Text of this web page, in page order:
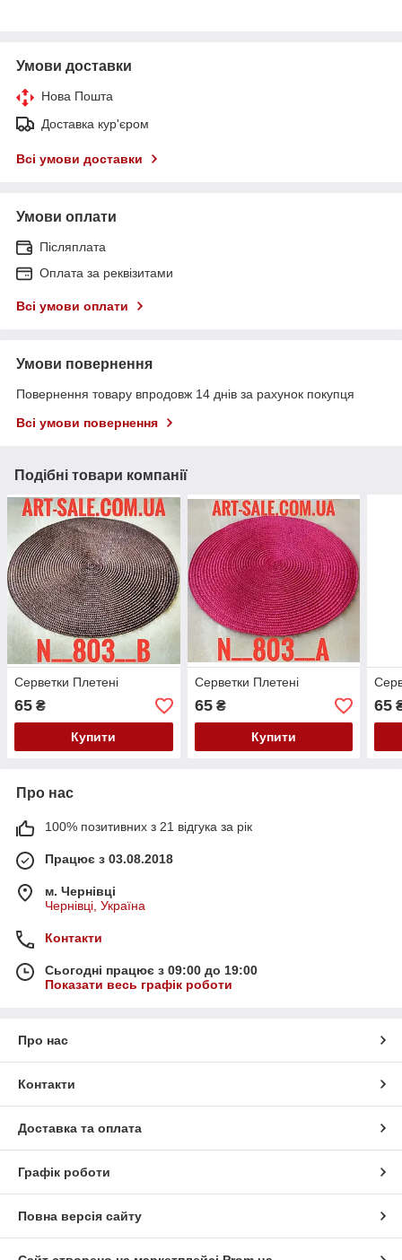
Умови доставки
Нова Пошта
Доставка кур'єром
Всі умови доставки
Умови оплати
Післяплата
Оплата за реквізитами
Всі умови оплати
Умови повернення
Повернення товару впродовж 14 днів за рахунок покупця
Всі умови повернення
Подібні товари компанії
Серветки Плетені
65 ₴
Купити
Серветки Плетені
65₴
Купити
65
Про нас
100% позитивних з 21 відгука за рік
Працює з 03.08.2018
м. Чернівці
Чернівці, Україна
Контакти
Сьогодні працює з 09:00 до 19:00
Показати весь графік роботи
Про нас
Контакти
Доставка та оплата
Графік роботи
Повна версія сайту